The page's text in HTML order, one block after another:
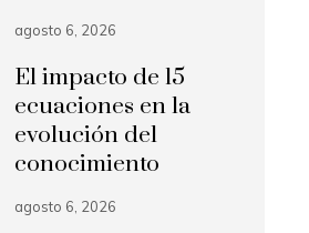
agosto 6, 2026
El impacto de 15
ecuaciones en la
evolución del
conocimiento
agosto 6, 2026